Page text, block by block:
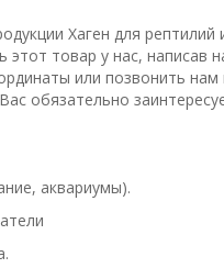
Хаген для
товар у нас, написав
или позвонить
обязательно
аквариумы).